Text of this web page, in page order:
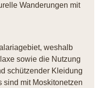
Wanderungen mit
weshalb
sowie die Nutzung
schützender Kleidung
sind mit Moskitonetzen